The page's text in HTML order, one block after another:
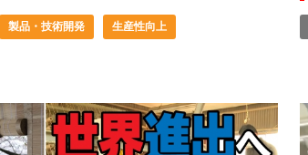
製品・技術開発 生産性向上